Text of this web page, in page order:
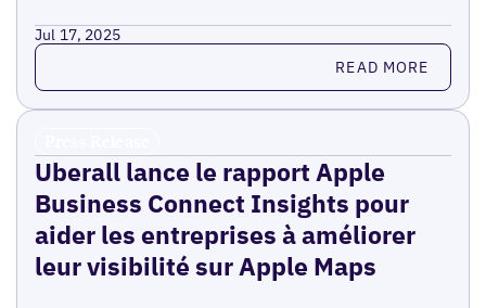
Jul 17, 2025
Read more READ MORE
Uberall lance le rapport Apple
Business Connect Insights pour
aider les entreprises à améliorer
leur visibilité sur Apple Maps